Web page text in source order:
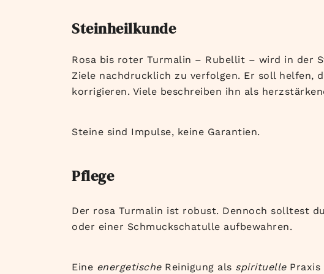
Steinheilkunde
Rosa bis roter Turmalin – Rubellit – wird in der
Ziele nachdrucklich zu verfolgen. Er soll helfen,
korrigieren. Viele beschreiben ihn als
Steine sind Impulse, keine Garantien.
Pflege
Der rosa Turmalin ist robust. Dennoch solltest
oder einer Schmuckschatulle aufbewahren.
Eine energetischeReinigung als spirituellePraxis